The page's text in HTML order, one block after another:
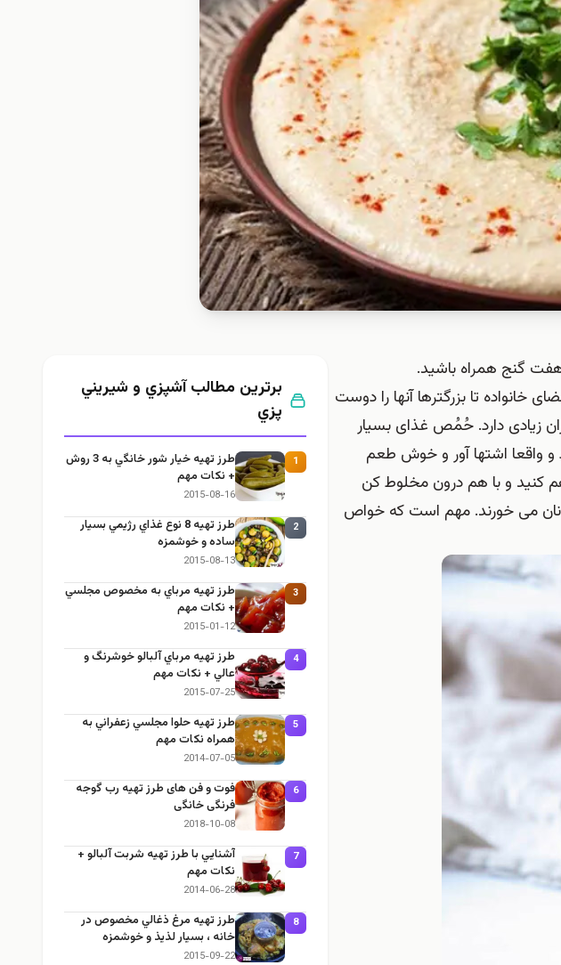
گنج همراه باشید.
تا بزرگترها آنها را دوست
زیادی دارد. حُمُص غذای بسیار
واقعا اشتها آور و خوش طعم
کنید و با هم درون مخلوط کن
نان می خورند. مهم است که خواص
برترین مطالب آشپزي و شيريني
پزي
1
طرز تهيه خیار شور خانگي به 3 روش
+ نكات مهم
2015-08-16
2
طرز تهيه 8 نوع غذاي رژيمي بسيار
ساده و خوشمزه
2015-08-13
3
طرز تهيه مرباي به مخصوص مجلسي
+ نكات مهم
2015-01-12
4
طرز تهيه مرباي آلبالو خوشرنگ و
عالي + نكات مهم
2015-07-25
5
طرز تهيه حلوا مجلسي زعفراني به
همراه نكات مهم
2014-07-05
6
فوت و فن های طرز تهیه رب گوجه
فرنگی خانگی
2018-10-08
7
آشنايي با طرز تهيه شربت آلبالو +
نكات مهم
2014-06-28
8
طرز تهيه مرغ ذغالي مخصوص در
خانه ، بسيار لذيذ و خوشمزه
2015-09-22